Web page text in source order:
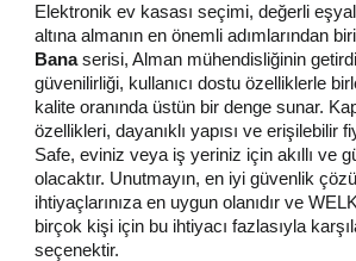
Elektronik ev kasası seçimi, değerli
altına almanın en önemli adımlarından
Banaserisi, Alman mühendisliğinin
güvenilirliği, kullanıcı dostu özelliklerle
kalite oranında üstün bir denge sunar.
özellikleri, dayanıklı yapısı ve erişilebilir
Safe, eviniz veya iş yeriniz için akıllı ve
olacaktır. Unutmayın, en iyi güvenlik
ihtiyaçlarınıza en uygun olanıdır ve
birçok kişi için bu ihtiyacı fazlasıyla
seçenektir.